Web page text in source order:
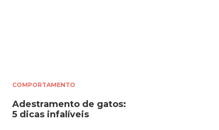
COMPORTAMENTO
Adestramento de gatos:
5 dicas infalíveis